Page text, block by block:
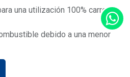
una utilización 100% carretera
debido a una menor